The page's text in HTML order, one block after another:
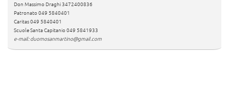
Don Massimo Draghi 3472400836
Patronato 049 5840401
Caritas 049 5840401
Scuole Santa Capitanio 049 5841933
e-mail: duomosanmartino@gmail.com